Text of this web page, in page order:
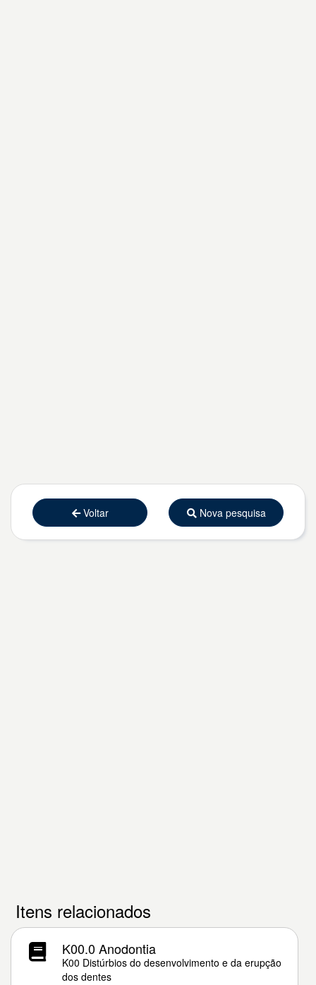
Voltar Nova pesquisa
Itens relacionados
K00.0 Anodontia
K00 Distúrbios do desenvolvimento e da erupção
dos dentes